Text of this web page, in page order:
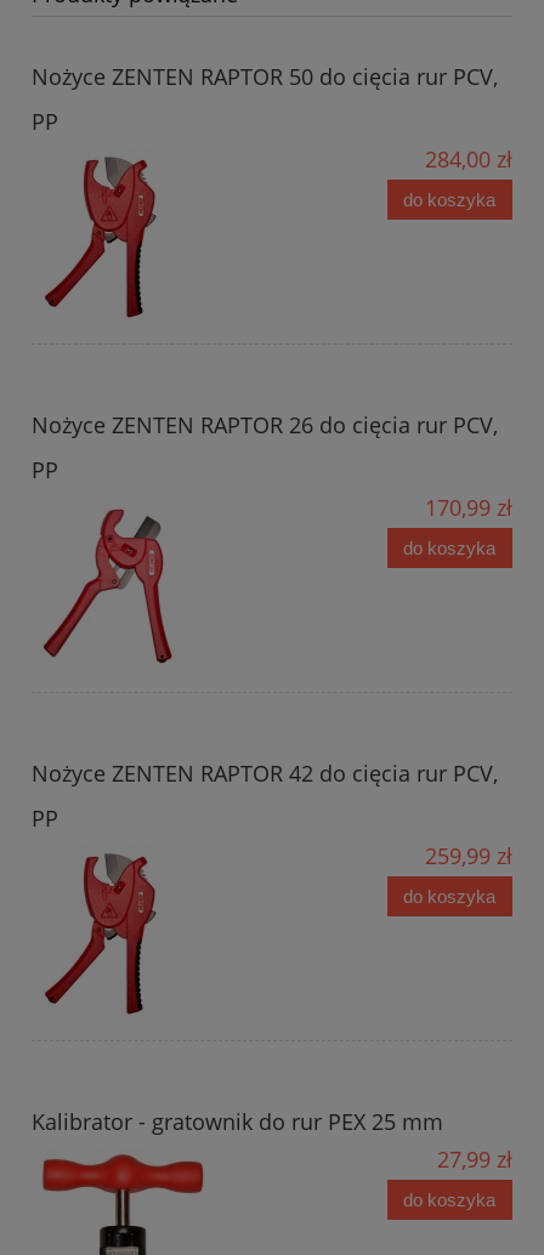
Nożyce ZENTEN RAPTOR 50 do cięcia rur PCV,
PP
284,00 zł
do koszyka
Nożyce ZENTEN RAPTOR 26 do cięcia rur PCV,
PP
170,99 zł
do koszyka
Nożyce ZENTEN RAPTOR 42 do cięcia rur PCV,
PP
259,99 zł
do koszyka
Kalibrator - gratownik do rur PEX 25 mm
27,99 zł
do koszyka